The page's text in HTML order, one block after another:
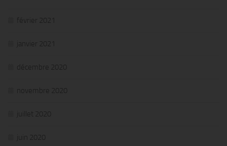
février 2021
janvier 2021
décembre 2020
novembre 2020
juillet 2020
juin 2020